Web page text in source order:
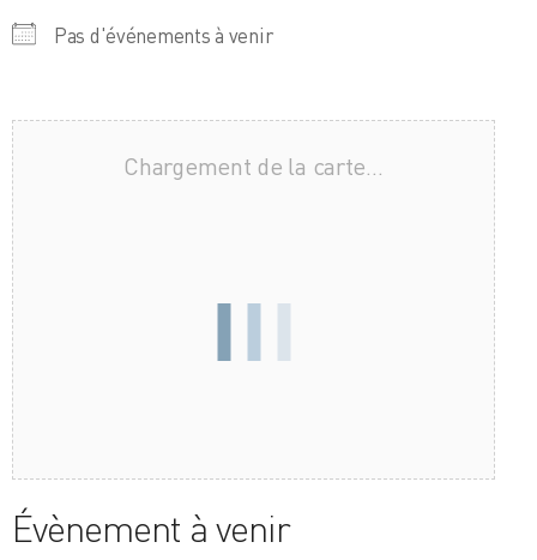
Pas d'événements à venir
Chargement de la carte…
Évènement à venir